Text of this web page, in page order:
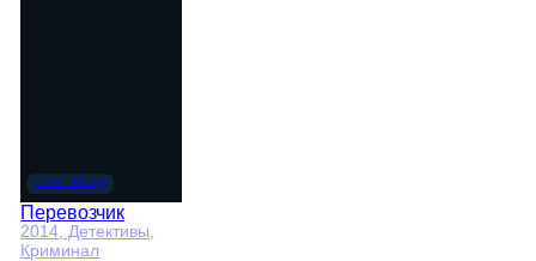
Перевозчик
2014 , Детективы,
Криминал